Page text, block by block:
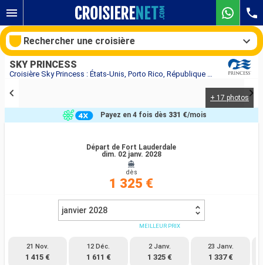
Croisière Sky Princess : États-Unis, Porto Rico, République Dominicaine, Îles Turques-et-Caïques, Bahamas, Royaume-Uni, Caïmans (Îles), Mexique au départ de Fort Lauderdale
SKY PRINCESS
+ 17 photos
Départ de Fort Lauderdale
dim. 02 janv. 2028
dès
1 325 €
Payez en 4 fois dès 331 €/mois
janvier 2028
21 Nov.
1 415 €
12 Déc.
1 611 €
MEILLEUR PRIX
2 Janv.
1 325 €
23 Janv.
1 337 €
Rechercher une croisière
Nos destinations
Compagnies
Rechercher